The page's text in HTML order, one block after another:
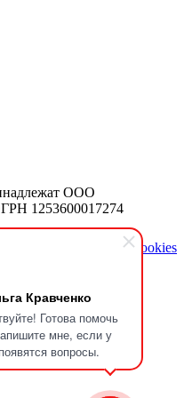
Кравченко
Готова помочь
мне, если у
вопросы.
ООО
1253600017274
Политика cookies